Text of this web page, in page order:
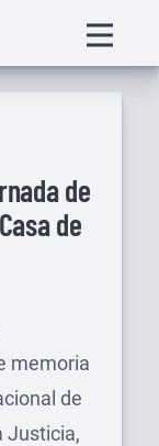
menu
de
de
memoria
de
Justicia,